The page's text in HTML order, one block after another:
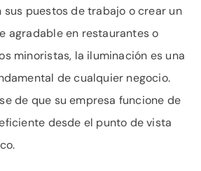
sus puestos de trabajo o crear un
agradable en restaurantes o
minoristas, la iluminación es una
de cualquier negocio.
de que su empresa funcione de
desde el punto de vista